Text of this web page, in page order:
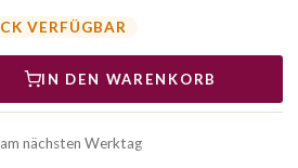
VERFÜGBAR
IN DEN WARENKORB
nächsten Werktag